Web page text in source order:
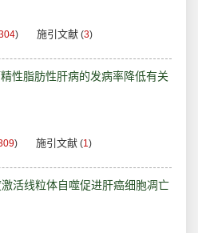
) 施引文献 (3)
性脂肪性肝病的发病率降低有关
) 施引文献 (1)
活线粒体自噬促进肝癌细胞凋亡